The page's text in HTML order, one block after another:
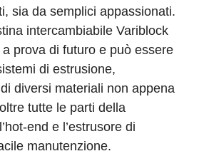
sia da semplici appassionati.
intercambiabile Variblock
prova di futuro e può essere
di estrusione,
diversi materiali non appena
tutte le parti della
end e l’estrusore di
manutenzione.